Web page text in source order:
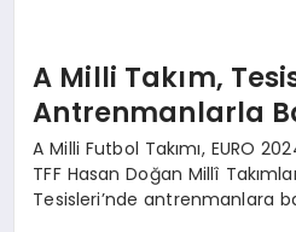
A Milli Takım,
Antrenmanlarla
A Milli Futbol Takımı, EURO
TFF Hasan Doğan Millî
Tesisleri’nde antrenmanlara